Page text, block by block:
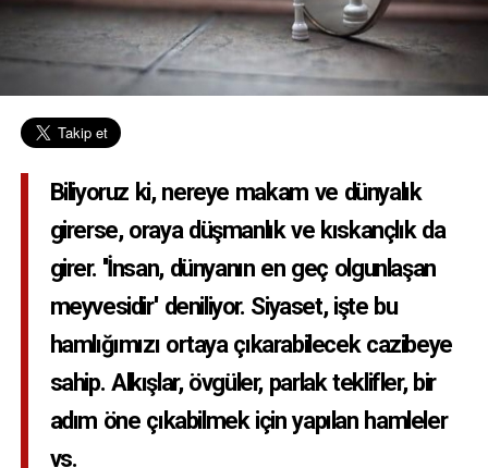
Biliyoruz ki, nereye makam ve dünyalık
girerse, oraya düşmanlık ve kıskançlık da
girer. ''İnsan, dünyanın en geç olgunlaşan
meyvesidir'' deniliyor. Siyaset, işte bu
hamlığımızı ortaya çıkarabilecek cazibeye
sahip. Alkışlar, övgüler, parlak teklifler, bir
adım öne çıkabilmek için yapılan hamleler
vs.